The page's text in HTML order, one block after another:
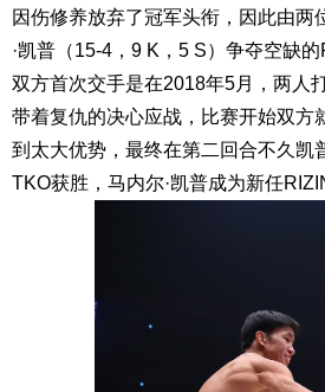
因伤修养放弃了冠军头衔，因此由
·凯普（15-4，9 K，5 S）争夺空缺
双方首次交手是在2018年5月，两人
带着复仇的决心应战，比赛开始双方
到太大优势，最终在第二回合不久凯
TKO获胜，马内尔·凯普成为新任